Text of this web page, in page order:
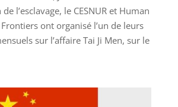
l’esclavage, le CESNUR et Human
ont organisé l’un de leurs
sur l’affaire Tai Ji Men, sur le